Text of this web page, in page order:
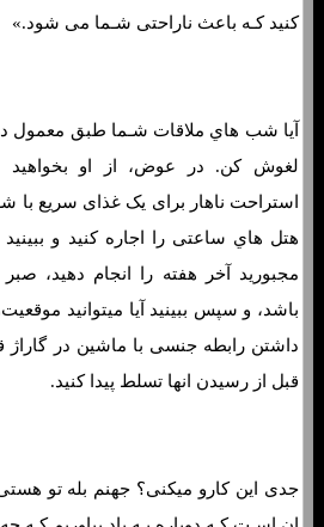
کنید کـه باعث ناراحتی شـما می شود.»
آیا شب هاي‌ ملاقات شـما طبق معمول
لغوش کن. در عوض، از او
استراحت ناهار برای یک غذای سریع با
هتل هاي‌ ساعتی را اجاره کنید و ببینید
مجبورید آخر هفته را انجام دهید،
باشد، و سپس ببینید آیا میتوانید
داشتن رابطه جنسی با ماشین در گاراژ
قبل از رسیدن انها تسلط پیدا کنید.
جدی این کارو میکنی؟ جهنم بله تو